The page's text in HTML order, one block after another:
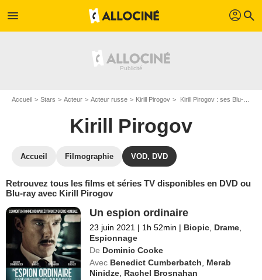
menu profil search
Accueil Stars Acteur Acteur russe Kirill Pirogov Kirill Pirogov : ses Blu-Ray, DVD, VOD, SVOD
Kirill Pirogov
Accueil Filmographie VOD, DVD
Retrouvez tous les films et séries TV disponibles en DVD ou
Blu-ray avec Kirill Pirogov
Un espion ordinaire
23 juin 2021 | 1h 52min | Biopic Drame
Espionnage
De Dominic Cooke
Avec Benedict Cumberbatch
Merab
Ninidze Rachel Brosnahan